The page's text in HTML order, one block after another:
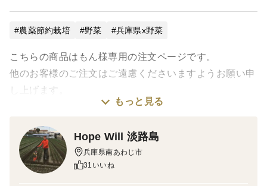
農薬節約栽培 野菜 兵庫県x野菜
こちらの商品はもん様専用の注文ページです。
他のお客様のご注文はご遠慮くださいますようお願い申
し上げます。
なお、間違えてご注文されました場合はこちらでキャン
もっと見る
Hope Will 淡路島
兵庫県南あわじ市
31いいね